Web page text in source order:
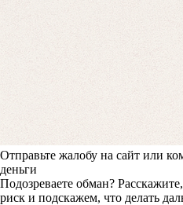
Отправьте жалобу на сайт или
деньги
Подозреваете обман?
риск и подскажем, что делать